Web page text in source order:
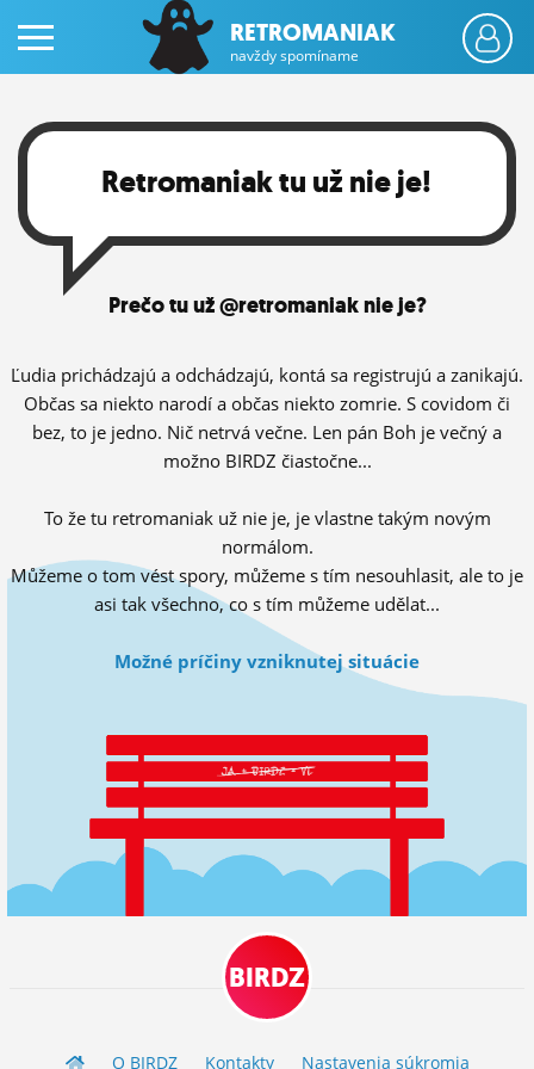
PRIHLÁS SA
ČINŽIAK
FÓRUM
STATUSY
BLOGY
OBRÁZKY
ĽUDIA
MÔJ PROFIL
NASTAVENIA
RETROMANIAK
navždy spomíname
Retromaniak tu už nie je!
Prečo tu už @retromaniak nie je?
Ľudia prichádzajú a odchádzajú, kontá sa registrujú a zanikajú.
Občas sa niekto narodí a občas niekto zomrie. S covidom či
bez, to je jedno. Nič netrvá večne. Len pán Boh je večný a
možno BIRDZ čiastočne...
To že tu retromaniak už nie je, je vlastne takým novým
normálom.
Můžeme o tom vést spory, můžeme s tím nesouhlasit, ale to je
asi tak všechno, co s tím můžeme udělat...
Možné príčiny vzniknutej situácie
BIRDZ
O BIRDZ Kontakty Nastavenia súkromia